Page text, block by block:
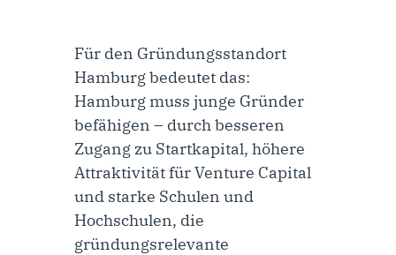
Für den Gründungsstandort
Hamburg bedeutet das:
Hamburg muss junge Gründer
befähigen – durch besseren
Zugang zu Startkapital, höhere
Attraktivität für Venture Capital
und starke Schulen und
Hochschulen, die
gründungsrelevante